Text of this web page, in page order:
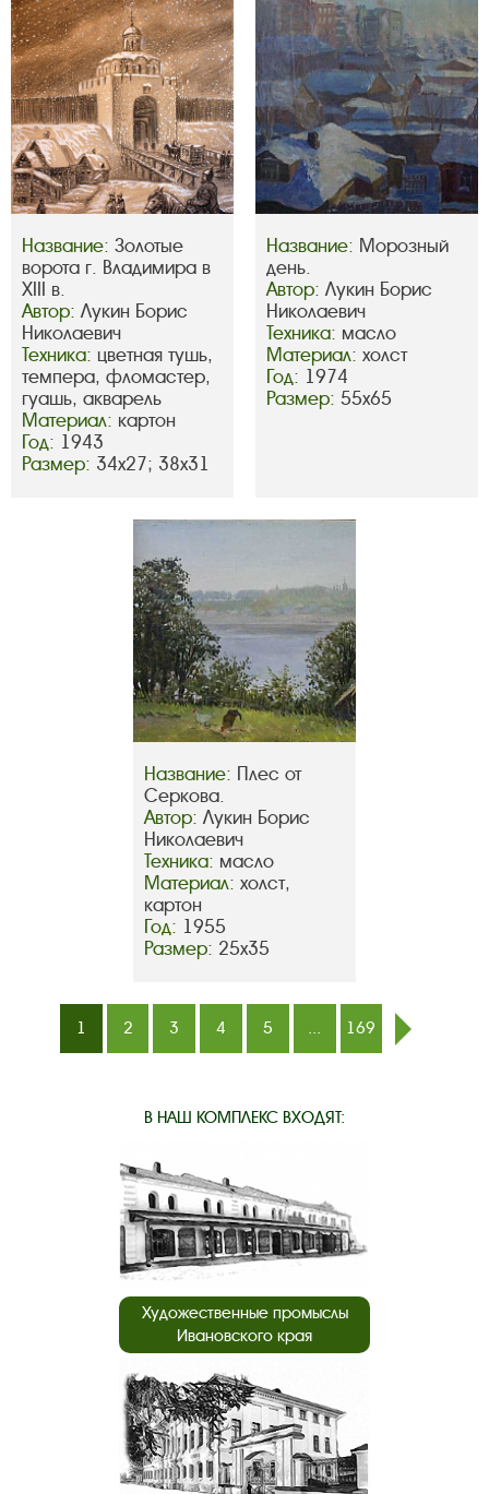
Название: Золотые
ворота г. Владимира в
XIII в.
Автор: Лукин Борис
Николаевич
Техника: цветная тушь,
темпера, фломастер,
гуашь, акварель
Материал: картон
Год: 1943
Размер: 34х27; 38х31
Название: Морозный
день.
Автор: Лукин Борис
Николаевич
Техника: масло
Материал: холст
Год: 1974
Размер: 55х65
Название: Плес от
Серкова.
Автор: Лукин Борис
Николаевич
Техника: масло
Материал: холст,
картон
Год: 1955
Размер: 25х35
1 2 3 4 5 ...
169
В НАШ КОМПЛЕКС ВХОДЯТ:
Художественные промыслы
Ивановского края